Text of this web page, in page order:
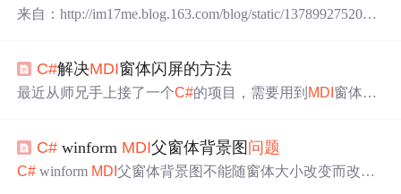
来自：http://im17me.blog.163.com/blog/static/1378992752012
烁”，很明显，看起来非常不爽，查找许久，知道是每次在
show()子窗体的时候都会调用子窗体构造函数重绘窗体，
C#解决MDI窗体闪屏的方法
最近从师兄手上接了一个C#的项目，需要用到 MDI 窗体，
的时候都会调用子窗体构造函数重绘窗体，其中需要将子
窗体的尺寸调整到我在程序中设置的大小，无论我这样设
C# winform MDI父窗体背景图 问题
C# winform MDI父窗体背景图不能随窗体大小改变而改变